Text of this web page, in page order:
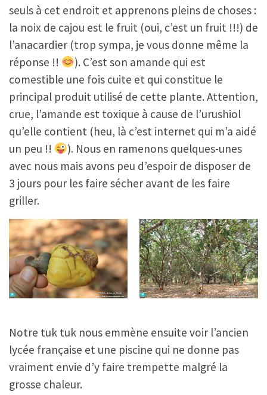
seuls à cet endroit et apprenons pleins de choses :
la noix de cajou est le fruit (oui, c’est un fruit !!!) de
l’anacardier (trop sympa, je vous donne même la
réponse !!
). C’est son amande qui est
comestible une fois cuite et qui constitue le
principal produit utilisé de cette plante. Attention,
crue, l’amande est toxique à cause de l’urushiol
qu’elle contient (heu, là c’est internet qui m’a aidé
un peu !!
). Nous en ramenons quelques-unes
avec nous mais avons peu d’espoir de disposer de
3 jours pour les faire sécher avant de les faire
griller.
Notre tuk tuk nous emmène ensuite voir l’ancien
lycée française et une piscine qui ne donne pas
vraiment envie d’y faire trempette malgré la
grosse chaleur.